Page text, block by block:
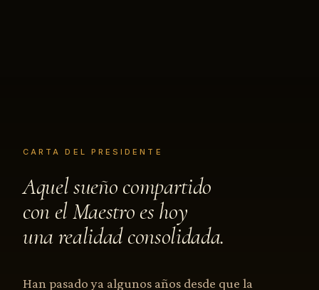
CARTA DEL PRESIDENTE
Aquel sueño compartido
con el Maestro es hoy
una realidad consolidada.
Han pasado ya algunos años desde que la